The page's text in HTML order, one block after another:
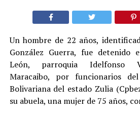
Un hombre de 22 años,
González Guerra, fue detenido
León, parroquia Idelfonso
Maracaibo, por funcionarios
Bolivariana del estado Zulia
su abuela, una mujer de 75 años,